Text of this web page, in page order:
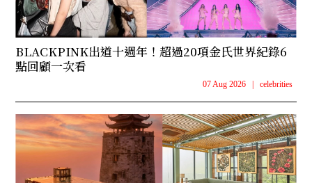
BLACKPINK出道十週年！超過20項金氏世界紀錄6
點回顧一次看
07 Aug 2026 | celebrities